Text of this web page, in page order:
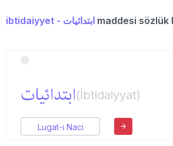
ibtidaiyyet - ابتدائیات maddesi sözlük
ابتدائیات(İbtidaiyyat)
Lugat-ı Naci